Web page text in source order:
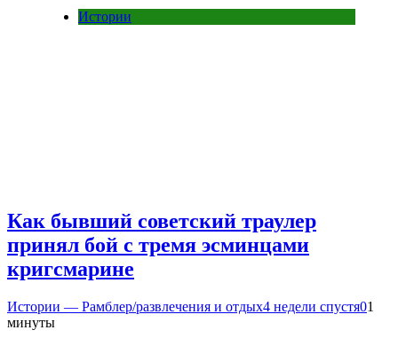
Истории
Как бывший советский траулер
принял бой с тремя эсминцами
кригсмарине
Истории — Рамблер/развлечения и отдых4 недели спустя01
минуты